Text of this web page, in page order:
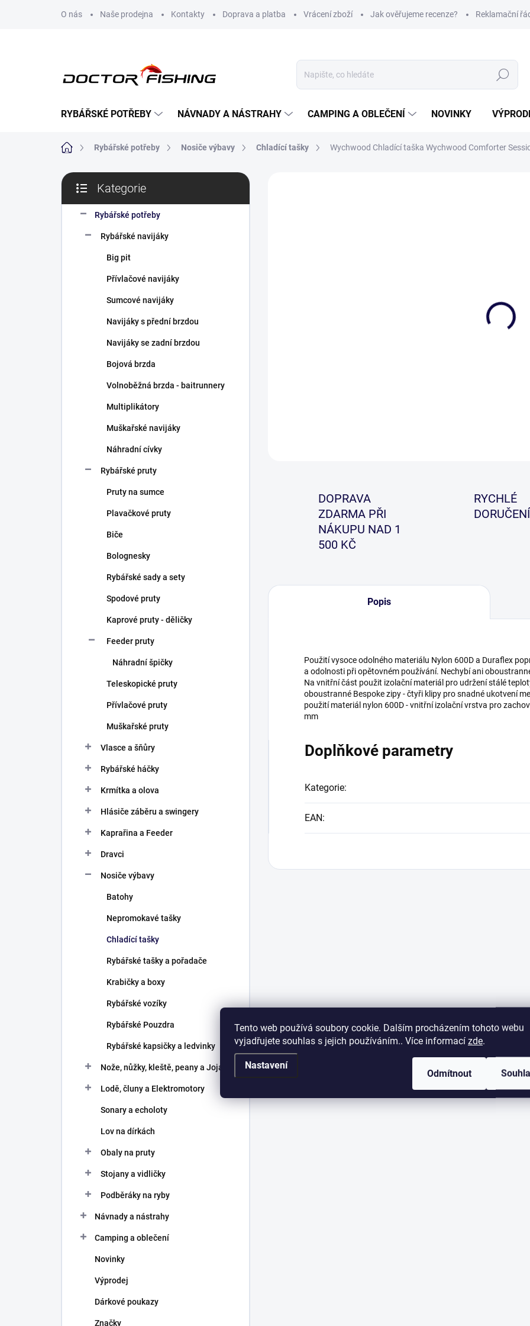
Tento web používá soubory cookie. Dalším procházením tohoto webu
vyjadřujete souhlas s jejich používáním.. Více informací zde.
Nastavení
Odmítnout
O nás Naše prodejna Kontakty Doprava a platba Vrácení zboží Jak ověřujeme recenze? Reklamační
Hledat
RYBÁŘSKÉ POTŘEBY NÁVNADY A NÁSTRAHY CAMPING A OBLEČENÍ NOVINKY
Domů Rybářské potřeby Nosiče výbavy Chladící tašky Wychwood Chladící taška Wychwood Comforter
P
s
kategorie
Kategorie
Rybářské potřeby
Rybářské navijáky
Big pit
Přívlačové navijáky
Sumcové navijáky
Navijáky s přední brzdou
Navijáky se zadní brzdou
Bojová brzda
Volnoběžná brzda - baitrunnery
Multiplikátory
Muškařské navijáky
Náhradní cívky
Rybářské pruty
Pruty na sumce
Plavačkové pruty
Biče
Bolognesky
Rybářské sady a sety
Spodové pruty
Kaprové pruty - děličky
Feeder pruty
Náhradní špičky
Teleskopické pruty
Přívlačové pruty
Muškařské pruty
Vlasce a šňůry
Rybářské háčky
Krmítka a olova
Hlásiče záběru a swingery
Kaprařina a Feeder
Dravci
Nosiče výbavy
Batohy
Nepromokavé tašky
Chladící tašky
Rybářské tašky a pořadače
Krabičky a boxy
Rybářské vozíky
Rybářské Pouzdra
Rybářské kapsičky a ledvinky
Nože, nůžky, kleště, peany a Joja
Lodě, čluny a Elektromotory
Sonary a echoloty
Lov na dírkách
Obaly na pruty
Stojany a vidličky
Podběráky na ryby
Návnady a nástrahy
Camping a oblečení
Novinky
Výprodej
Dárkové poukazy
Značky
DOPRAVA
ZDARMA PŘI
NÁKUPU NAD 1
500 KČ
RYCHLÉ
DORUČENÍ
Popis
Použití vysoce odolného materiálu Nylon 600D a Duraflex
a odolnosti při opětovném používání. Nechybí ani
Na vnitřní část použit izolační materiál pro udržení stálé
oboustranné Bespoke zipy - čtyři klipy pro snadné ukotvení
použití materiál nylon 600D - vnitřní izolační vrstva pro
mm
Doplňkové parametry
Kategorie:
EAN: